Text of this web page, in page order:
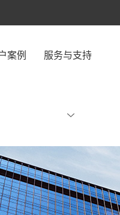
案例 服务与支持